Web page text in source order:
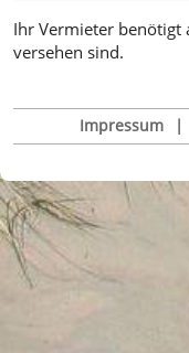
Ihr Vermieter benötigt
versehen sind.
Impressum |